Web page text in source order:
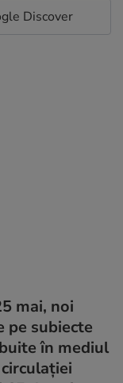
Discover
mai, noi
pe subiecte
în mediul